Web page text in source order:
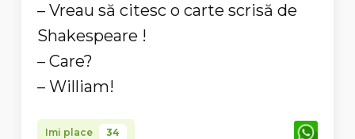
– Vreau să citesc o carte scrisă de
Shakespeare !
– Care?
– William!
Imi place 34